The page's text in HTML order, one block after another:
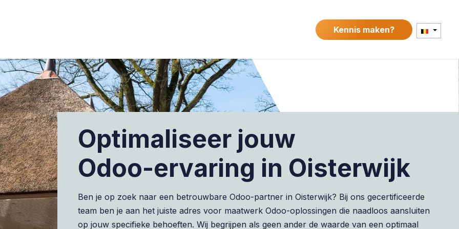
Kennis maken?
Optimaliseer jouw
Odoo-ervaring in Oisterwijk
Ben je op zoek naar een betrouwbare Odoo-partner in Oisterwijk? Bij ons gecertificeerde
team ben je aan het juiste adres voor maatwerk Odoo-oplossingen die naadloos aansluiten
op jouw specifieke behoeften. Wij begrijpen als geen ander de waarde van een optimaal